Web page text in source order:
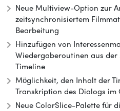
Neue Multiview-Option zur
zeitsynchronisiertem
Bearbeitung
Hinzufügen von
Wiedergaberoutinen aus
Timeline
Möglichkeit, den Inhalt der
Transkription des Dialogs
Neue ColorSlice-Palette für